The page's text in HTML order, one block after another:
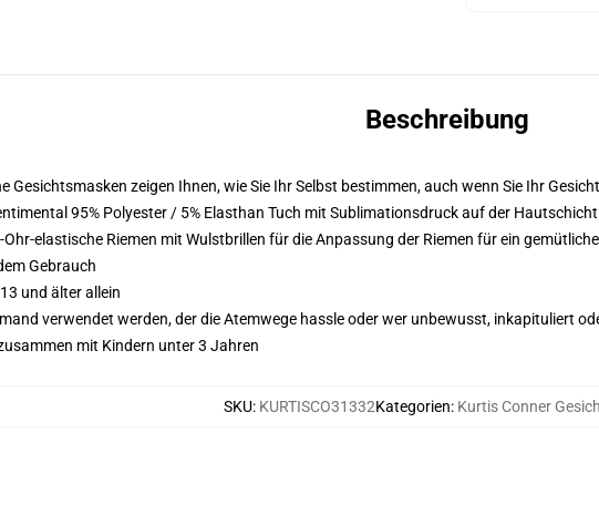
Beschreibung
Gesichtsmasken zeigen Ihnen, wie Sie Ihr Selbst bestimmen, auch wenn Sie Ihr
95% Polyester / 5% Elasthan Tuch mit Sublimationsdruck auf der Hautschicht
elastische Riemen mit Wulstbrillen für die Anpassung der Riemen für ein
Gebrauch
und älter allein
verwendet werden, der die Atemwege hassle oder wer unbewusst, inkapituliert
mit Kindern unter 3 Jahren
SKU: KURTISCO31332Kategorien: Kurtis Conner